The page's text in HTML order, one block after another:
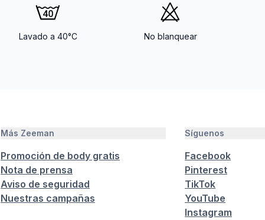
Lavado a 40°C No blanquear
Más Zeeman
Promoción de body gratis
Nota de prensa
Aviso de seguridad
Nuestras campañas
Síguenos
Facebook
Pinterest
TikTok
YouTube
Instagram